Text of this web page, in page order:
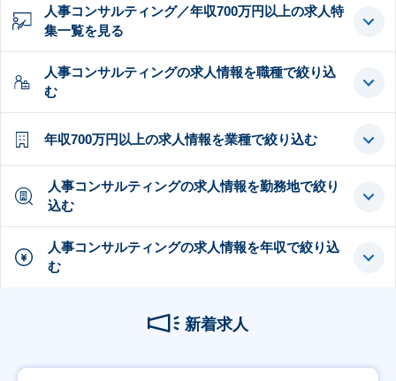
人事コンサルティング／年収700万円以上の求人特
集一覧を見る
人事コンサルティングの求人情報を職種で絞り込
む
年収700万円以上の求人情報を業種で絞り込む
人事コンサルティングの求人情報を勤務地で絞り
込む
人事コンサルティングの求人情報を年収で絞り込
む
新着求人